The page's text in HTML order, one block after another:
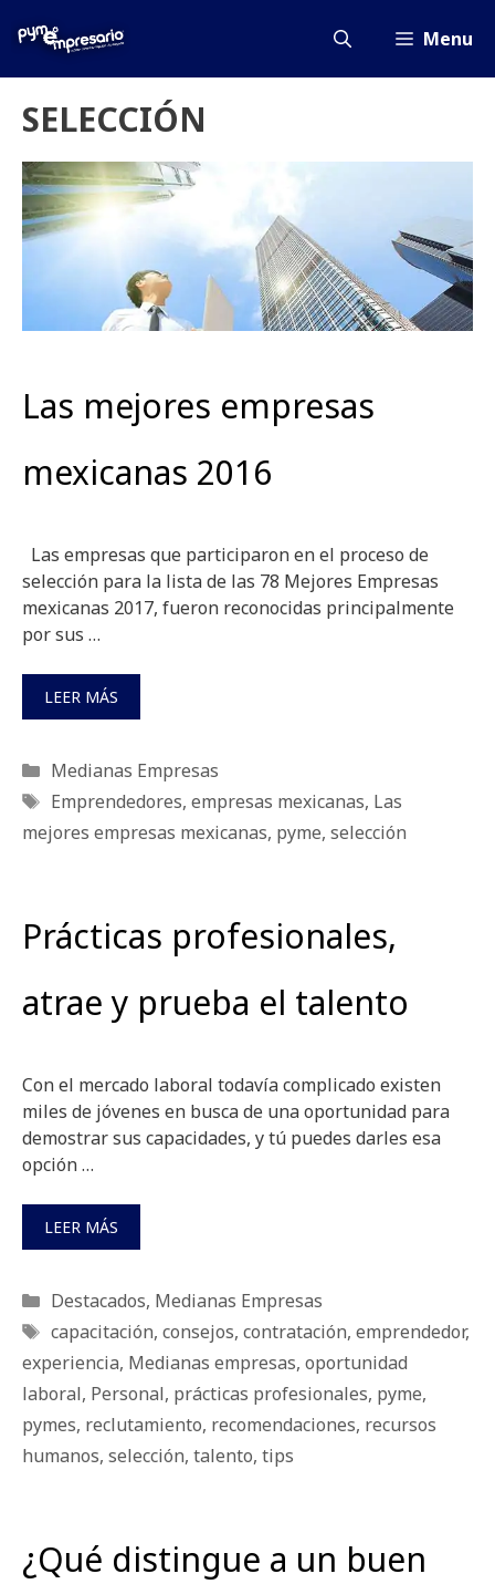
Menu
SELECCIÓN
Las mejores empresas
mexicanas 2016
Las empresas que participaron en el proceso de
selección para la lista de las 78 Mejores Empresas
mexicanas 2017, fueron reconocidas principalmente
por sus …
LEER MÁS
Categorías
Medianas Empresas
Etiquetas
Emprendedores, empresas mexicanas, Las
mejores empresas mexicanas, pyme, selección
Prácticas profesionales,
atrae y prueba el talento
Con el mercado laboral todavía complicado existen
miles de jóvenes en busca de una oportunidad para
demostrar sus capacidades, y tú puedes darles esa
opción …
LEER MÁS
Categorías
Destacados, Medianas Empresas
Etiquetas
capacitación, consejos, contratación, emprendedor,
experiencia, Medianas empresas, oportunidad
laboral, Personal, prácticas profesionales, pyme,
pymes, reclutamiento, recomendaciones, recursos
humanos, selección, talento, tips
¿Qué distingue a un buen